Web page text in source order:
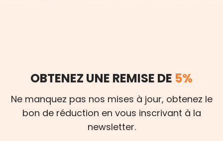
OBTENEZ UNE REMISE DE 5%
Ne manquez pas nos mises à jour, obtenez le
bon de réduction en vous inscrivant à la
newsletter.